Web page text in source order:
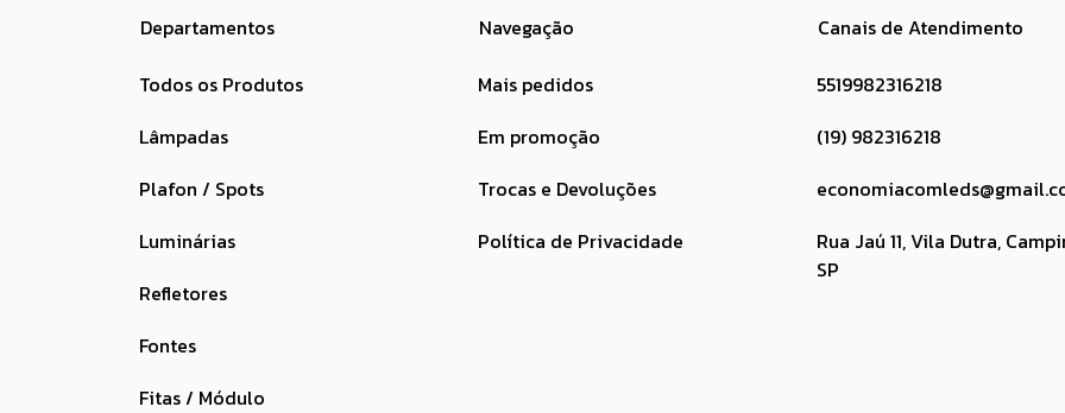
Departamentos
Todos os Produtos
Lâmpadas
Plafon / Spots
Luminárias
Refletores
Fontes
Fitas / Módulo
Navegação
Mais pedidos
Em promoção
Trocas e Devoluções
Política de Privacidade
Canais de Atendimento
5519982316218
(19) 982316218
Rua Jaú 11, Vila Dutra,
SP